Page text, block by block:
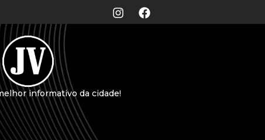
informativo da cidade!